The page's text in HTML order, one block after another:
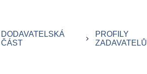
DODAVATELSKÁ
ČÁST
keyboard_arrow_right
PROFILY
ZADAVATELŮ